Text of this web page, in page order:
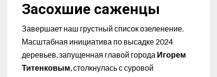
Засохшие саженцы
Завершает наш грустный список озеленение.
Масштабная инициатива по высадке 2024
деревьев, запущенная главой города Игорем
Титенковым, столкнулась с суровой